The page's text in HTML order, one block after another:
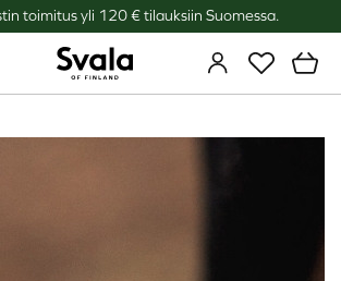
toimitus yli 120 € tilauksiin Suomessa.